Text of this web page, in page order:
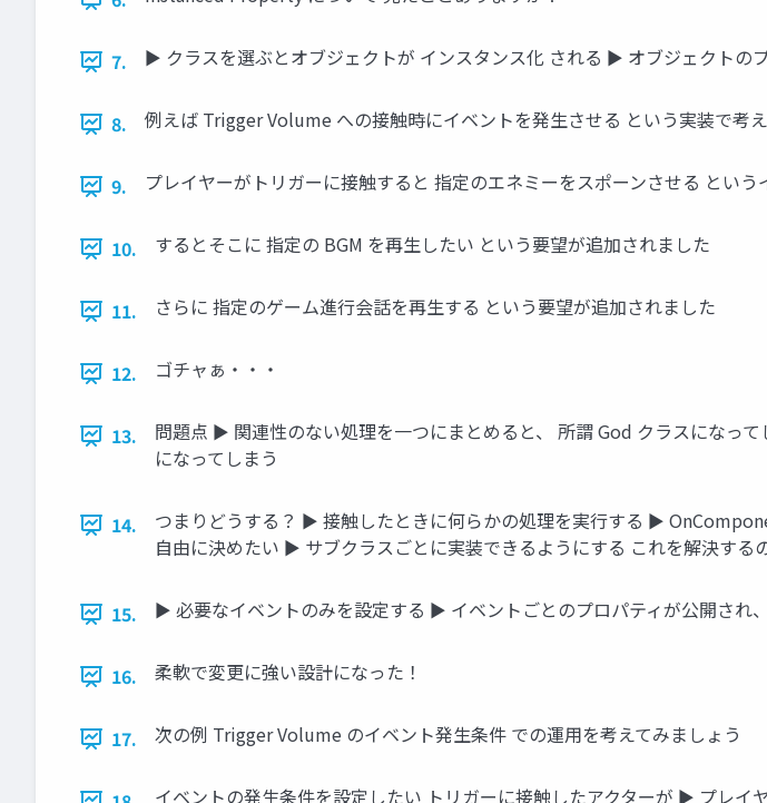
7. ► クラスを選ぶとオブジェクトが インスタンス化 される ► オブジェクトの
8. 例えば Trigger Volume への接触時にイベントを発生させる という実装で考
9. プレイヤーがトリガーに接触すると 指定のエネミーをスポーンさせる とい
10. するとそこに 指定の BGM を再生したい という要望が追加されました
11. さらに 指定のゲーム進行会話を再生する という要望が追加されました
12. ゴチャぁ・・・
13.
問題点 ► 関連性のない処理を一つにまとめると、 所謂 God クラスになっ
になってしまう
14.
つまりどうする？ ► 接触したときに何らかの処理を実行する ►
自由に決めたい ► サブクラスごとに実装できるようにする これを解決す
15. ► 必要なイベントのみを設定する ► イベントごとのプロパティが公開され
16. 柔軟で変更に強い設計になった！
17. 次の例 Trigger Volume のイベント発生条件 での運用を考えてみましょう
イベントの発生条件を設定したい トリガーに接触したアクターが ► プレ